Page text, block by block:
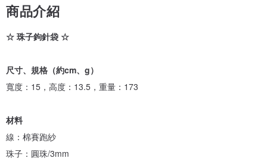
商品介紹
☆ 珠子鉤針袋 ☆
尺寸、規格（約cm、g）
寬度：15，高度：13.5，重量：173
材料
線：棉賽跑紗
珠子：圓珠/3mm